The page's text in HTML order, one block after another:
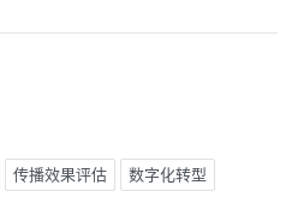
传播效果评估 数字化转型